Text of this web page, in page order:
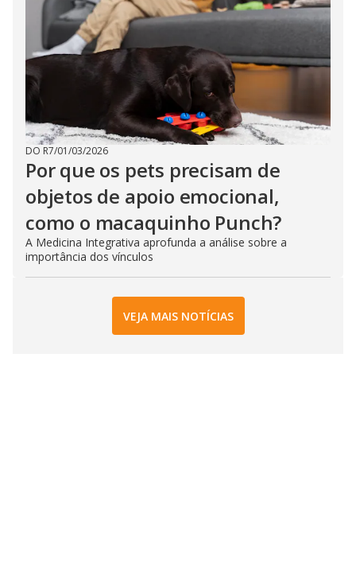
DO R7/01/03/2026
Por que os pets precisam de
objetos de apoio emocional,
como o macaquinho Punch?
A Medicina Integrativa aprofunda a análise sobre a
importância dos vínculos
VEJA MAIS NOTÍCIAS